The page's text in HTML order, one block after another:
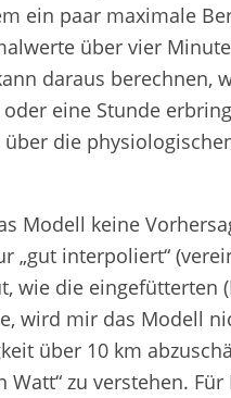
ein paar maximale
über vier
daraus berechnen,
eine Stunde
die
Modell keine
„gut interpoliert“
wie die eingefütterten
wird mir das Modell
über 10 km
zu verstehen.